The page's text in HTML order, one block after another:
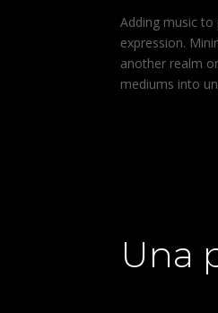
Adding music
expression.
another realm
mediums into
Una